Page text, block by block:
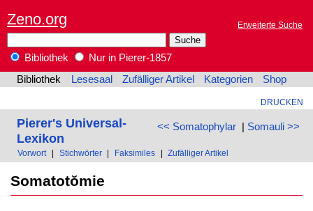
Zeno.org Erweiterte Suche
Bibliothek
Nur in Pierer-1857
Bibliothek
Lesesaal Zufälliger Artikel Kategorien Shop
DRUCKEN
<< Somatophylar| Somauli >>
Pierer's Universal-
Lexikon
Vorwort Stichwörter Faksimiles Zufälliger Artikel
Somatotŏmie